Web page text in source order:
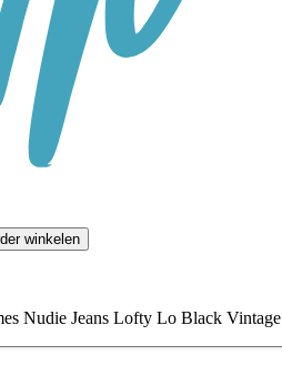
winkelen
Nudie Jeans Lofty Lo Black Vintage